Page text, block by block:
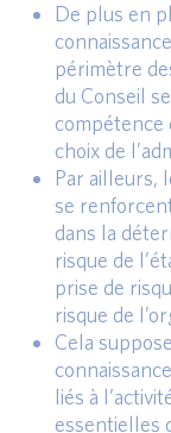
De plus en
périmètre
du Conseil
compétence
choix de
Par ailleurs,
se
dans la
risque de
prise de
risque de
Cela
liés à
essentielles